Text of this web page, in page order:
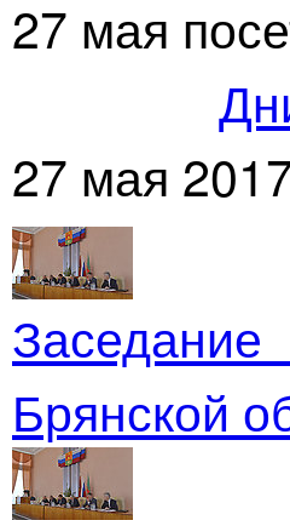
27 мая
27 мая
Брянской